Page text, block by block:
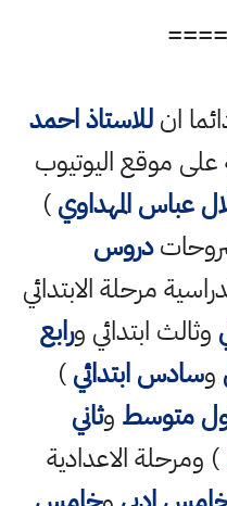
انللاستاذ احمد
على موقع اليوتيوب
عباس المهداوي)
دروس
مرحلة الابتدائي
وثالث ابتدائي ورابع
وسادس ابتدائي)
متوسط وثاني
) ومرحلة الاعدادية